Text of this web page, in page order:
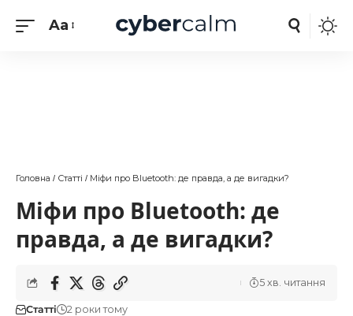
Aa
Головна / Статті / Міфи про Bluetooth: де правда, а де вигадки?
Міфи про Bluetooth: де
правда, а де вигадки?
Статті 2 роки тому
5 хв. читання